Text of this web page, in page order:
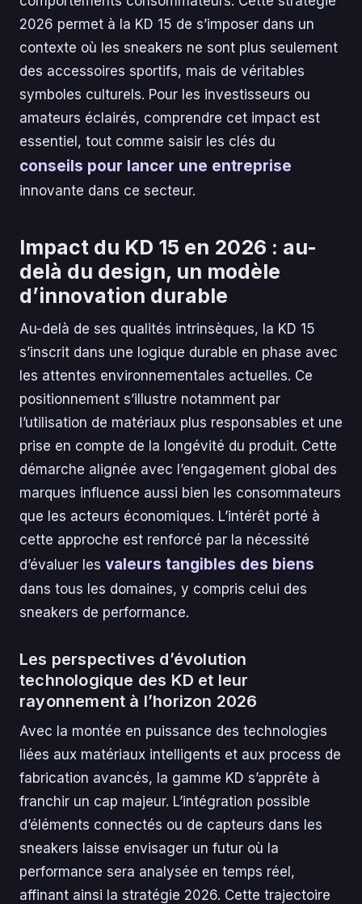
2026 permet à la KD 15 de s’imposer dans un
contexte où les sneakers ne sont plus seulement
des accessoires sportifs, mais de véritables
symboles culturels. Pour les investisseurs ou
amateurs éclairés, comprendre cet impact est
essentiel, tout comme saisir les clés du
conseils pour lancer une entreprise
innovante dans ce secteur.
Impact du KD 15 en 2026 : au-
delà du design, un modèle
d’innovation durable
Au-delà de ses qualités intrinsèques, la KD 15
s’inscrit dans une logique durable en phase avec
les attentes environnementales actuelles. Ce
positionnement s’illustre notamment par
l’utilisation de matériaux plus responsables et une
prise en compte de la longévité du produit. Cette
démarche alignée avec l’engagement global des
marques influence aussi bien les consommateurs
que les acteurs économiques. L’intérêt porté à
cette approche est renforcé par la nécessité
d’évaluer les valeurs tangibles des biens
dans tous les domaines, y compris celui des
sneakers de performance.
Les perspectives d’évolution
technologique des KD et leur
rayonnement à l’horizon 2026
Avec la montée en puissance des technologies
liées aux matériaux intelligents et aux process de
fabrication avancés, la gamme KD s’apprête à
franchir un cap majeur. L’intégration possible
d’éléments connectés ou de capteurs dans les
sneakers laisse envisager un futur où la
performance sera analysée en temps réel,
affinant ainsi la stratégie 2026. Cette trajectoire